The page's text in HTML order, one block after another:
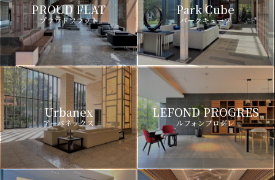
PROUD FLAT
プラウドフラット
Park Cube
パークキューブ
Urbanex
アーバネックス
LEFOND PROGRES
ルフォンプログレ